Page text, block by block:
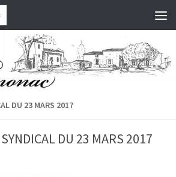
DU 23 MARS 2017
DU 23 MARS 2017